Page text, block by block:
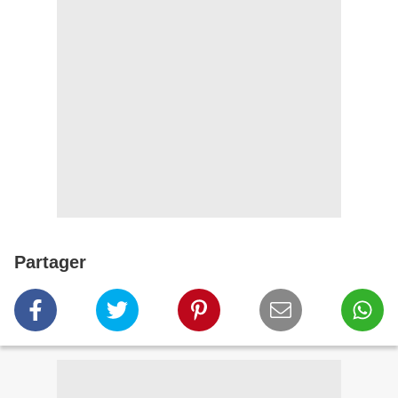
Partager